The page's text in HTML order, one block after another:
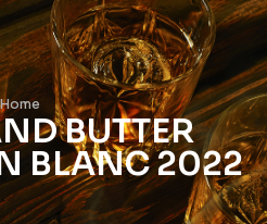
BUTTER
BLANC 2022
Home